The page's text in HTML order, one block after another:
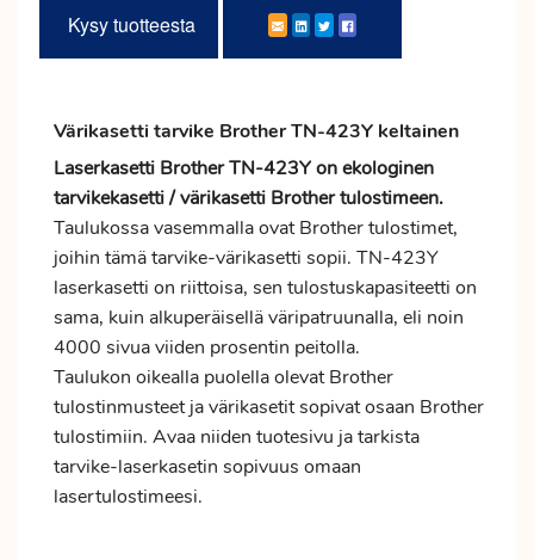
Kysy tuotteesta
Värikasetti tarvike Brother TN-423Y keltainen
Laserkasetti Brother TN-423Y on ekologinen
tarvikekasetti / värikasetti Brother tulostimeen.
Taulukossa vasemmalla ovat Brother tulostimet,
joihin tämä tarvike-värikasetti sopii. TN-423Y
laserkasetti on riittoisa, sen tulostuskapasiteetti on
sama, kuin alkuperäisellä väripatruunalla, eli noin
4000 sivua viiden prosentin peitolla.
Taulukon oikealla puolella olevat Brother
tulostinmusteet ja värikasetit sopivat osaan Brother
tulostimiin. Avaa niiden tuotesivu ja tarkista
tarvike-laserkasetin sopivuus omaan
lasertulostimeesi.